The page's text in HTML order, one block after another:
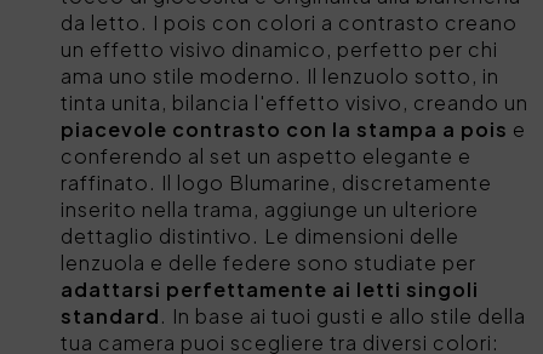
da letto. I pois con colori a contrasto creano
un effetto visivo dinamico, perfetto per chi
ama uno stile moderno. Il lenzuolo sotto, in
tinta unita, bilancia l'effetto visivo, creando un
piacevole contrasto con la stampa a pois e
conferendo al set un aspetto elegante e
raffinato. Il logo Blumarine, discretamente
inserito nella trama, aggiunge un ulteriore
dettaglio distintivo. Le dimensioni delle
lenzuola e delle federe sono studiate per
adattarsi perfettamente ai letti singoli
standard. In base ai tuoi gusti e allo stile della
tua camera puoi scegliere tra diversi colori: